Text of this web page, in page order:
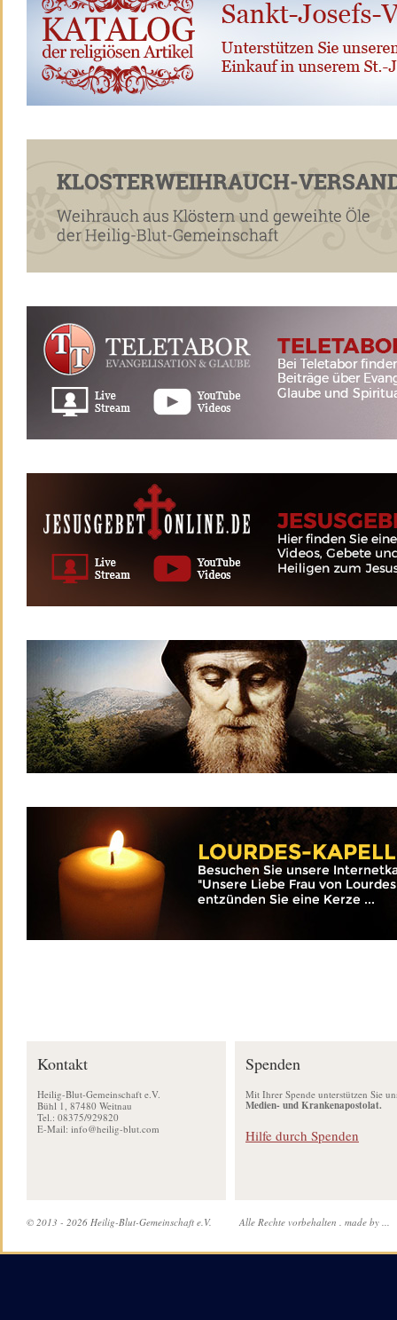
Kontakt
Heilig-Blut-Gemeinschaft e.V.
Bühl 1, 87480 Weitnau
Tel.: 08375/929820
E-Mail: info@heilig-blut.com
Spenden
Mit Ihrer Spende unterstützen Sie
Medien- und Krankenapostolat.
Hilfe durch Spenden
© 2013 - 2026 Heilig-Blut-Gemeinschaft e.V. Alle Rechte vorbehalten . made by ...